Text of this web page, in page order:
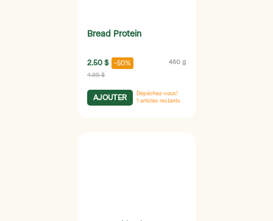
Bread Protein
2.50 $ -50% 450 g
4.99 $
AJOUTER
Dépêchez-vous!
1 articles restants